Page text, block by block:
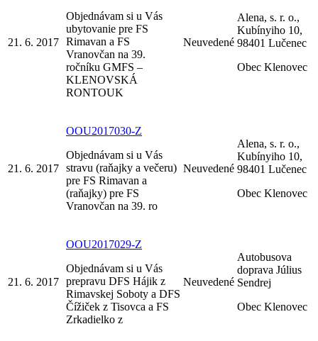
21. 6. 2017
Objednávam si u Vás
ubytovanie pre FS
Rimavan a FS
Vranovčan na 39.
ročníku GMFS –
KLENOVSKÁ
RONTOUK
Neuvedené
Alena, s. r. o.,
Kubínyiho 10,
98401 Lučenec
Obec Klenovec
21. 6. 2017
OOU2017030-Z
Objednávam si u Vás
stravu (raňajky a večeru)
pre FS Rimavan a
(raňajky) pre FS
Vranovčan na 39. ro
Neuvedené
Alena, s. r. o.,
Kubínyiho 10,
98401 Lučenec
Obec Klenovec
21. 6. 2017
OOU2017029-Z
Objednávam si u Vás
prepravu DFS Hájik z
Rimavskej Soboty a DFS
Čížiček z Tisovca a FS
Zrkadielko z
Neuvedené
Autobusova
doprava Július
Sendrej
Obec Klenovec